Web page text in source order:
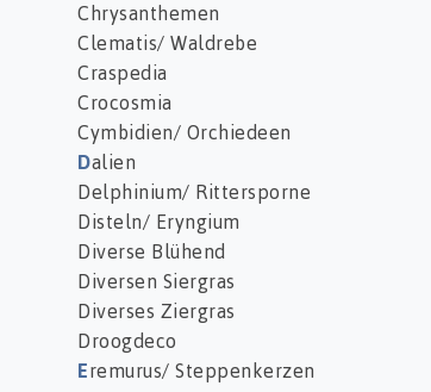
Chrysanthemen
Clematis/ Waldrebe
Craspedia
Crocosmia
Cymbidien/ Orchiedeen
Dalien
Delphinium/ Rittersporne
Disteln/ Eryngium
Diverse Blühend
Diversen Siergras
Diverses Ziergras
Droogdeco
Eremurus/ Steppenkerzen